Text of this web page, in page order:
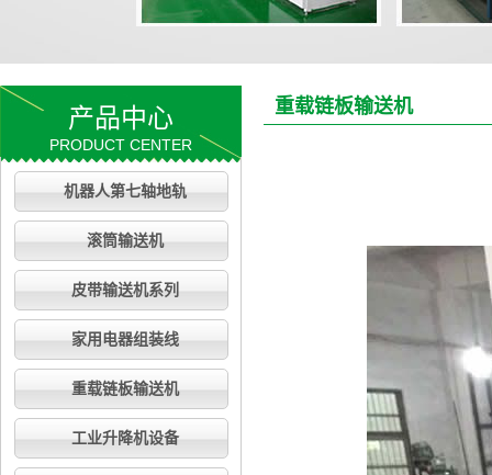
产品中心
PRODUCT CENTER
机器人第七轴地轨
滚筒输送机
皮带输送机系列
家用电器组装线
重载链板输送机
工业升降机设备
重载链板输送机